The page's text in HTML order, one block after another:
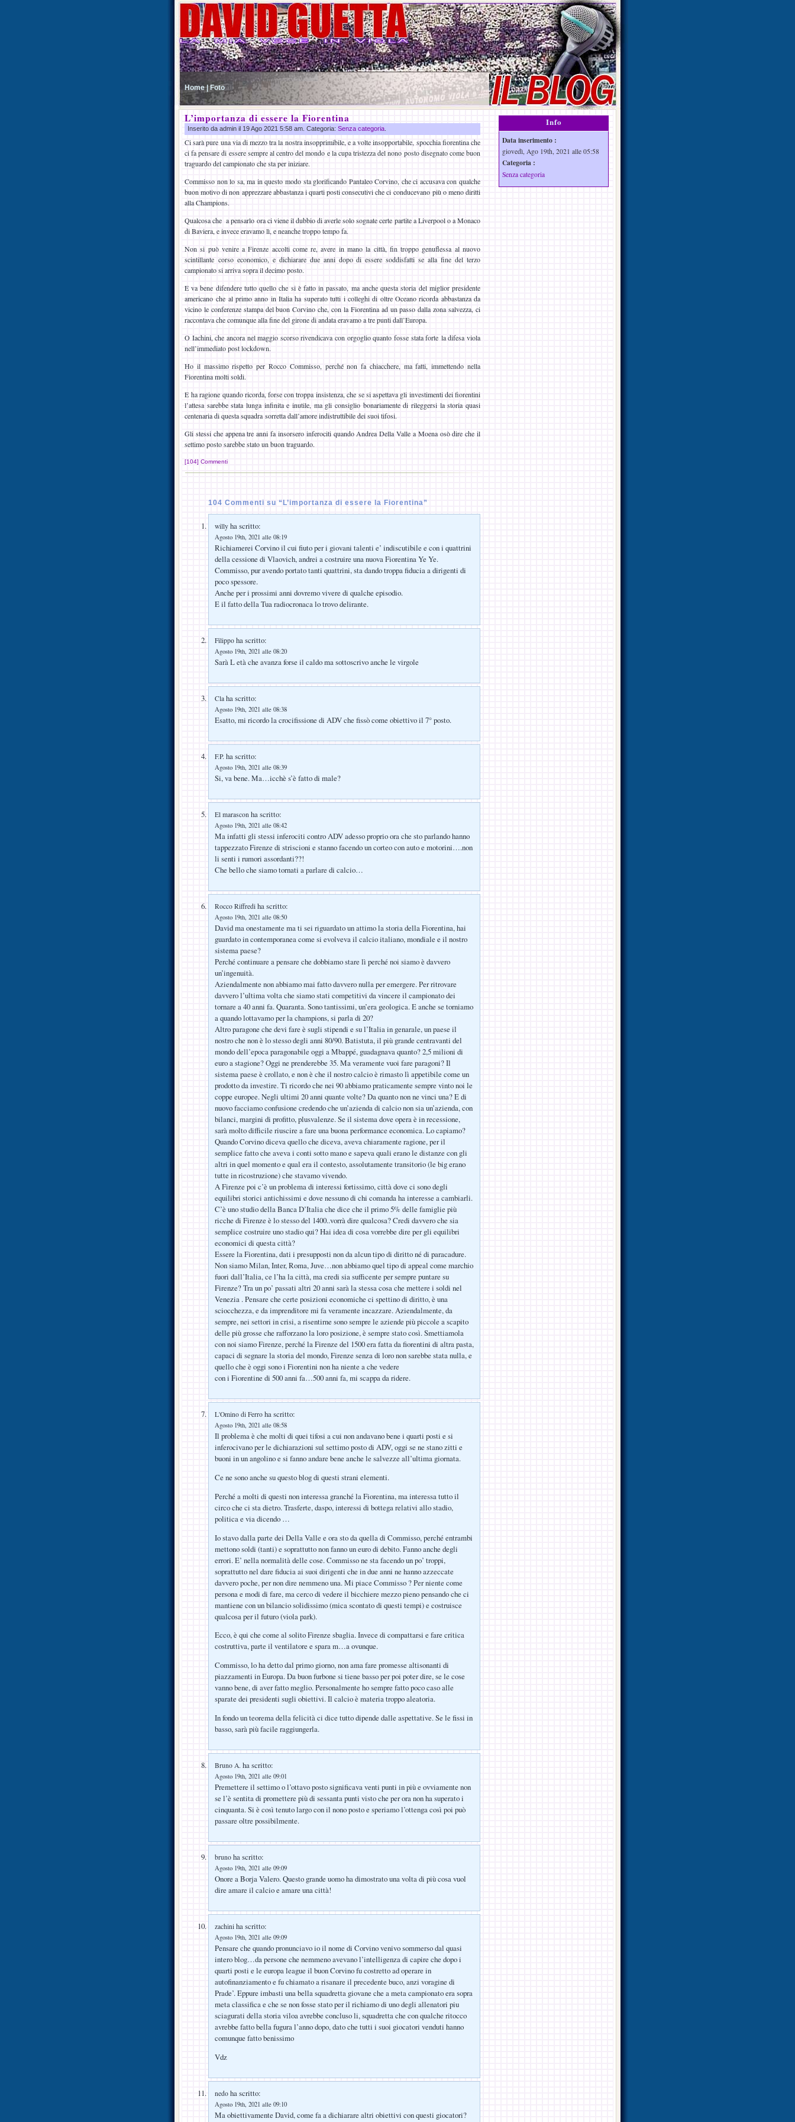
Home | Foto
L’importanza di essere la Fiorentina
Inserito da admin il 19 Ago 2021 5:58 am. Categoria: Senza categoria
Ci sarà pure una via di mezzo tra la nostra insopprimibile, e a volte insopportabile, spocchia fiorentina che
ci fa pensare di essere sempre al centro del mondo e la cupa tristezza del nono posto disegnato come buon
traguardo del campionato che sta per iniziare.
Commisso non lo sa, ma in questo modo sta glorificando Pantaleo Corvino, che ci accusava con qualche
buon motivo di non apprezzare abbastanza i quarti posti consecutivi che ci conducevano più o meno diritti
alla Champions.
Qualcosa che a pensarlo ora ci viene il dubbio di averle solo sognate certe partite a Liverpool o a Monaco
di Baviera, e invece eravamo lì, e neanche troppo tempo fa.
Non si può venire a Firenze accolti come re, avere in mano la città, fin troppo genuflessa al nuovo
scintillante corso economico, e dichiarare due anni dopo di essere soddisfatti se alla fine del terzo
campionato si arriva sopra il decimo posto.
E va bene difendere tutto quello che si è fatto in passato, ma anche questa storia del miglior presidente
americano che al primo anno in Italia ha superato tutti i colleghi di oltre Oceano ricorda abbastanza da
vicino le conferenze stampa del buon Corvino che, con la Fiorentina ad un passo dalla zona salvezza, ci
raccontava che comunque alla fine del girone di andata eravamo a tre punti dall’Europa.
O Iachini, che ancora nel maggio scorso rivendicava con orgoglio quanto fosse stata forte la difesa viola
nell’immediato post lockdown.
Ho il massimo rispetto per Rocco Commisso, perché non fa chiacchere, ma fatti, immettendo nella
Fiorentina molti soldi.
E ha ragione quando ricorda, forse con troppa insistenza, che se si aspettava gli investimenti dei fiorentini
l’attesa sarebbe stata lunga infinita e inutile, ma gli consiglio bonariamente di rileggersi la storia quasi
centenaria di questa squadra sorretta dall’amore indistruttibile dei suoi tifosi.
Gli stessi che appena tre anni fa insorsero inferociti quando Andrea Della Valle a Moena osò dire che il
settimo posto sarebbe stato un buon traguardo.
[104] Commenti
104 Commenti su “L’importanza di essere la Fiorentina”
willy ha scritto:
Agosto 19th, 2021 alle 08:19
Richiamerei Corvino il cui fiuto per i giovani talenti e’ indiscutibile e con i quattrini
della cessione di Vlaovich, andrei a costruire una nuova Fiorentina Ye Ye.
Commisso, pur avendo portato tanti quattrini, sta dando troppa fiducia a dirigenti di
poco spessore.
Anche per i prossimi anni dovremo vivere di qualche episodio.
E il fatto della Tua radiocronaca lo trovo delirante.
Filippo ha scritto:
Agosto 19th, 2021 alle 08:20
Sarà L età che avanza forse il caldo ma sottoscrivo anche le virgole
Cla ha scritto:
Agosto 19th, 2021 alle 08:38
Esatto, mi ricordo la crocifissione di ADV che fissò come obiettivo il 7° posto.
F.P. ha scritto:
Agosto 19th, 2021 alle 08:39
Si, va bene. Ma…icchè s’è fatto di male?
El marascon ha scritto:
Agosto 19th, 2021 alle 08:42
Ma infatti gli stessi inferociti contro ADV adesso proprio ora che sto parlando hanno
tappezzato Firenze di striscioni e stanno facendo un corteo con auto e motorini….non
li senti i rumori assordanti??!
Che bello che siamo tornati a parlare di calcio…
Rocco Riffredi ha scritto:
Agosto 19th, 2021 alle 08:50
David ma onestamente ma ti sei riguardato un attimo la storia della Fiorentina, hai
guardato in contemporanea come si evolveva il calcio italiano, mondiale e il nostro
sistema paese?
Perché continuare a pensare che dobbiamo stare lì perché noi siamo è davvero
un’ingenuità.
Aziendalmente non abbiamo mai fatto davvero nulla per emergere. Per ritrovare
davvero l’ultima volta che siamo stati competitivi da vincere il campionato dei
tornare a 40 anni fa. Quaranta. Sono tantissimi, un’era geologica. E anche se torniamo
a quando lottavamo per la champions, si parla di 20?
Altro paragone che devi fare è sugli stipendi e su l’Italia in genarale, un paese il
nostro che non è lo stesso degli anni 80/90. Batistuta, il più grande centravanti del
mondo dell’epoca paragonabile oggi a Mbappé, guadagnava quanto? 2,5 milioni di
euro a stagione? Oggi ne prenderebbe 35. Ma veramente vuoi fare paragoni? Il
sistema paese è crollato, e non è che il nostro calcio è rimasto lì appetibile come un
prodotto da investire. Ti ricordo che nei 90 abbiamo praticamente sempre vinto noi le
coppe europee. Negli ultimi 20 anni quante volte? Da quanto non ne vinci una? E di
nuovo facciamo confusione credendo che un’azienda di calcio non sia un’azienda, con
bilanci, margini di profitto, plusvalenze. Se il sistema dove opera è in recessione,
sarà molto difficile riuscire a fare una buona performance economica. Lo capiamo?
Quando Corvino diceva quello che diceva, aveva chiaramente ragione, per il
semplice fatto che aveva i conti sotto mano e sapeva quali erano le distanze con gli
altri in quel momento e qual era il contesto, assolutamente transitorio (le big erano
tutte in ricostruzione) che stavamo vivendo.
A Firenze poi c’è un problema di interessi fortissimo, città dove ci sono degli
equilibri storici antichissimi e dove nessuno di chi comanda ha interesse a cambiarli.
C’è uno studio della Banca D’Italia che dice che il primo 5% delle famiglie più
ricche di Firenze è lo stesso del 1400..vorrà dire qualcosa? Credi davvero che sia
semplice costruire uno stadio qui? Hai idea di cosa vorrebbe dire per gli equilibri
economici di questa città?
Essere la Fiorentina, dati i presupposti non da alcun tipo di diritto né di paracadure.
Non siamo Milan, Inter, Roma, Juve…non abbiamo quel tipo di appeal come marchio
fuori dall’Italia, ce l’ha la città, ma credi sia sufficente per sempre puntare su
Firenze? Tra un po’ passati altri 20 anni sarà la stessa cosa che mettere i soldi nel
Venezia . Pensare che certe posizioni economiche ci spettino di diritto, è una
sciocchezza, e da imprenditore mi fa veramente incazzare. Aziendalmente, da
sempre, nei settori in crisi, a risentirne sono sempre le aziende più piccole a scapito
delle più grosse che rafforzano la loro posizione, è sempre stato così. Smettiamola
con noi siamo Firenze, perché la Firenze del 1500 era fatta da fiorentini di altra pasta,
capaci di segnare la storia del mondo, Firenze senza di loro non sarebbe stata nulla, e
quello che è oggi sono i Fiorentini non ha niente a che vedere
con i Fiorentine di 500 anni fa…500 anni fa, mi scappa da ridere.
L'Omino di Ferro ha scritto:
Agosto 19th, 2021 alle 08:58
Il problema è che molti di quei tifosi a cui non andavano bene i quarti posti e si
inferocivano per le dichiarazioni sul settimo posto di ADV, oggi se ne stano zitti e
buoni in un angolino e si fanno andare bene anche le salvezze all’ultima giornata.
Ce ne sono anche su questo blog di questi strani elementi.
Perché a molti di questi non interessa granché la Fiorentina, ma interessa tutto il
circo che ci sta dietro. Trasferte, daspo, interessi di bottega relativi allo stadio,
politica e via dicendo …
Io stavo dalla parte dei Della Valle e ora sto da quella di Commisso, perché entrambi
mettono soldi (tanti) e soprattutto non fanno un euro di debito. Fanno anche degli
errori. E’ nella normalità delle cose. Commisso ne sta facendo un po’ troppi,
soprattutto nel dare fiducia ai suoi dirigenti che in due anni ne hanno azzeccate
davvero poche, per non dire nemmeno una. Mi piace Commisso ? Per niente come
persona e modi di fare, ma cerco di vedere il bicchiere mezzo pieno pensando che ci
mantiene con un bilancio solidissimo (mica scontato di questi tempi) e costruisce
qualcosa per il futuro (viola park).
Ecco, è qui che come al solito Firenze sbaglia. Invece di compattarsi e fare critica
costruttiva, parte il ventilatore e spara m…a ovunque.
Commisso, lo ha detto dal primo giorno, non ama fare promesse altisonanti di
piazzamenti in Europa. Da buon furbone si tiene basso per poi poter dire, se le cose
vanno bene, di aver fatto meglio. Personalmente ho sempre fatto poco caso alle
sparate dei presidenti sugli obiettivi. Il calcio è materia troppo aleatoria.
In fondo un teorema della felicità ci dice tutto dipende dalle aspettative. Se le fissi in
basso, sarà più facile raggiungerla.
Bruno A. ha scritto:
Agosto 19th, 2021 alle 09:01
Premettere il settimo o l’ottavo posto significava venti punti in più e ovviamente non
se l’è sentita di promettere più di sessanta punti visto che per ora non ha superato i
cinquanta. Si è così tenuto largo con il nono posto e speriamo l’ottenga così poi può
passare oltre possibilmente.
bruno ha scritto:
Agosto 19th, 2021 alle 09:09
Onore a Borja Valero. Questo grande uomo ha dimostrato una volta di più cosa vuol
dire amare il calcio e amare una città!
zachini ha scritto:
Agosto 19th, 2021 alle 09:09
Pensare che quando pronunciavo io il nome di Corvino venivo sommerso dal quasi
intero blog…da persone che nemmeno avevano l’intelligenza di capire che dopo i
quarti posti e le europa league il buon Corvino fu costretto ad operare in
autofinanziamento e fu chiamato a risanare il precedente buco, anzi voragine di
Prade’. Eppure imbasti una bella squadretta giovane che a meta campionato era sopra
meta classifica e che se non fosse stato per il richiamo di uno degli allenatori piu
sciagurati della storia viloa avrebbe concluso li, squadretta che con qualche ritocco
avrebbe fatto bella fugura l’anno dopo, dato che tutti i suoi giocatori venduti hanno
comunque fatto benissimo
Vdz
nedo ha scritto:
Agosto 19th, 2021 alle 09:10
Ma obiettivamente David, come fa a dichiarare altri obiettivi con questi giocatori?
Info
Data inserimento :
giovedì, Ago 19th, 2021 alle 05:58
Categoria :
Senza categoria